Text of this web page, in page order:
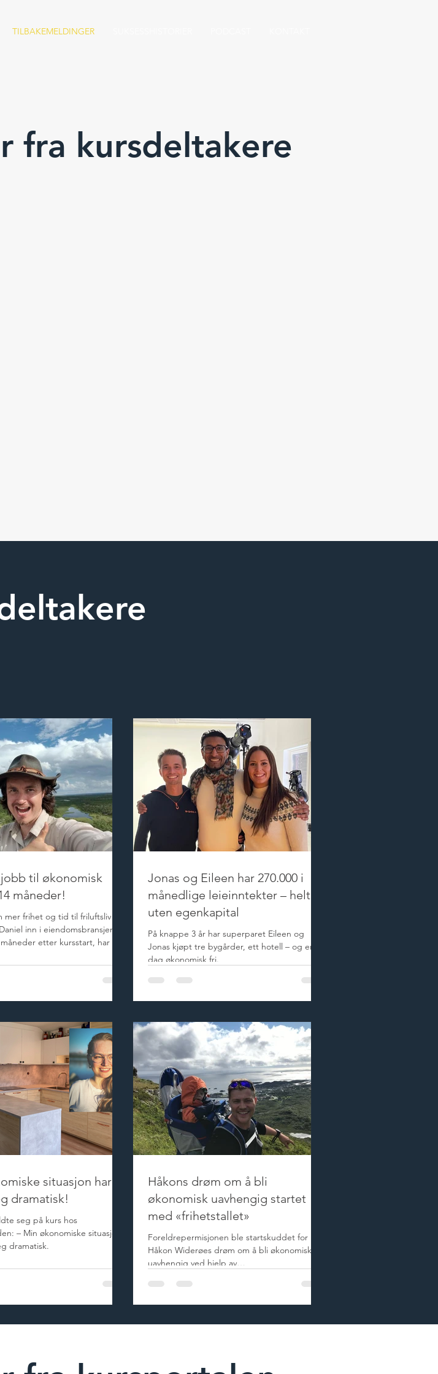
TILBAKEMELDINGER
fra kursdeltakere
jobb til økonomisk
måneder!
mer frihet og tid til friluftsliv
inn i eiendomsbransjen. I
etter kursstart, har Elin
med 2 millioner kroner
Før de meldte seg på
tre lengre reiseperioder hvor
friluftsliv, noe som hadde gitt
inspirert dem gjennom F
Jonas og Eileen har 270.000 i
månedlige leieinntekter – helt
uten egenkapital
På knappe 3 år har superparet Eileen og
Jonas kjøpt tre bygårder, ett hotell – og er i
dag økonomisk fri.
situasjon har
dramatisk!
seg på kurs hos
– Min økonomiske situasjon
dramatisk.
Håkons drøm om å bli
økonomisk uavhengig startet
med «frihetstallet»
Foreldrepermisjonen ble startskuddet for
Håkon Widerøes drøm om å bli økonomisk
uavhengig ved hjelp av